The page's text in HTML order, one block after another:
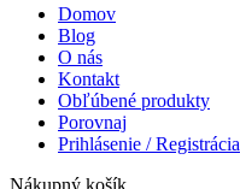
Domov
Blog
O nás
Kontakt
Obľúbené produkty
Porovnaj
Prihlásenie / Registrácia
Nákupný košík